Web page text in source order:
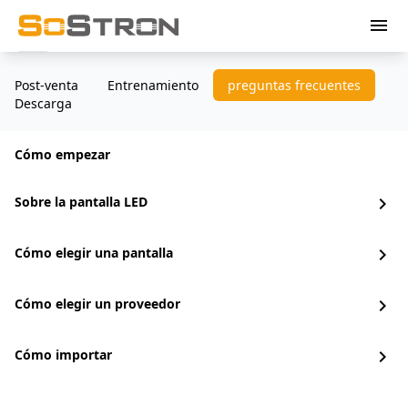
menu
Post-venta Entrenamiento
preguntas frecuentes
Descarga
Cómo empezar
Sobre la pantalla LED chevron_right
Cómo elegir una pantalla chevron_right
Cómo elegir un proveedor chevron_right
Cómo importar chevron_right